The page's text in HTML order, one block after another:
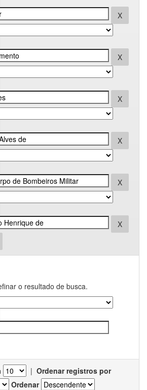
o resultado de busca.
| Ordenar registros por
Ordenar